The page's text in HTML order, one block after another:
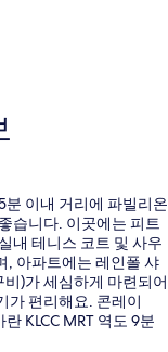
분 이내 거리에 파빌리온
습니다. 이곳에는 피트
내 테니스 코트 및 사우
, 아파트에는 레인폴 샤
)가 세심하게 마련되어
가 편리해요. 콘레이
KLCC MRT 역도 9분